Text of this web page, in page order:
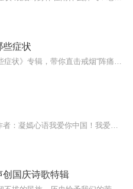
些症状
创国庆诗歌特辑